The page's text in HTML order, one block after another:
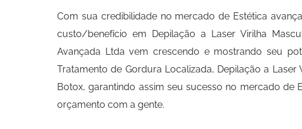
Com sua credibilidade no mercado de Estética
custo/benefício em Depilação a Laser Virilha
Avançada Ltda vem crescendo e mostrando seu
Tratamento de Gordura Localizada, Depilação a
Botox, garantindo assim seu sucesso no mercado de
orçamento com a gente.